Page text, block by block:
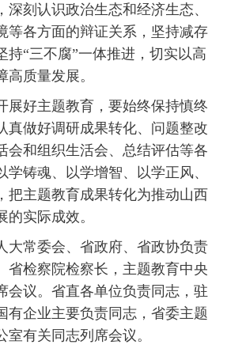
深刻认识政治生态和经济生态、
等各方面的辩证关系，坚持减存
持“三不腐”一体推进，切实以高
高质量发展。
好主题教育，要始终保持慎终
真做好调研成果转化、问题整改
会和组织生活会、总结评估等各
学铸魂、以学增智、以学正风、
把主题教育成果转化为推动山西
实际成效。
常委会、省政府、省政协负责
省检察院检察长，主题教育中央
会议。省直各单位负责同志，驻
有企业主要负责同志，省委主题
有关同志列席会议。